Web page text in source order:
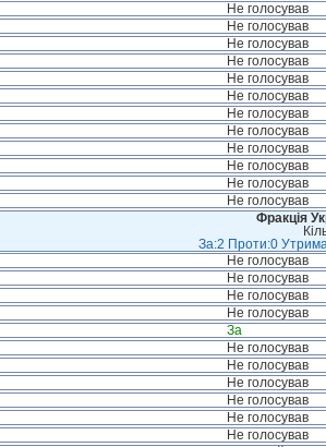
Не голосував
Не голосував
Не голосував
Не голосував
Не голосував
Не голосував
Не голосував
Не голосував
Не голосував
Не голосував
Не голосував
Не голосував
Фракція
За:2 Проти:0
Не голосував
Не голосував
Не голосував
Не голосував
За
Не голосував
Не голосував
Не голосував
Не голосував
Не голосував
Не голосував